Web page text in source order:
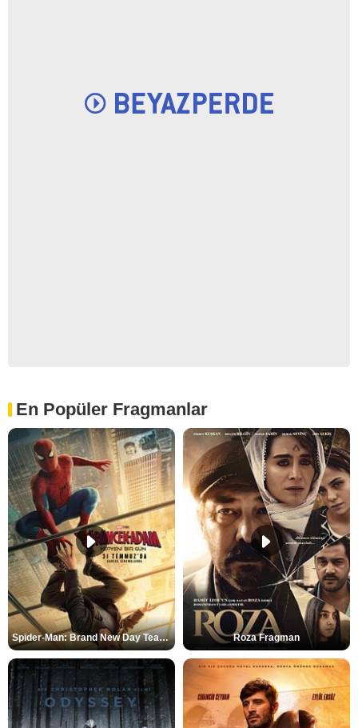
En Popüler Fragmanlar
Spider-Man: Brand New Day Teaser Roza Fragman